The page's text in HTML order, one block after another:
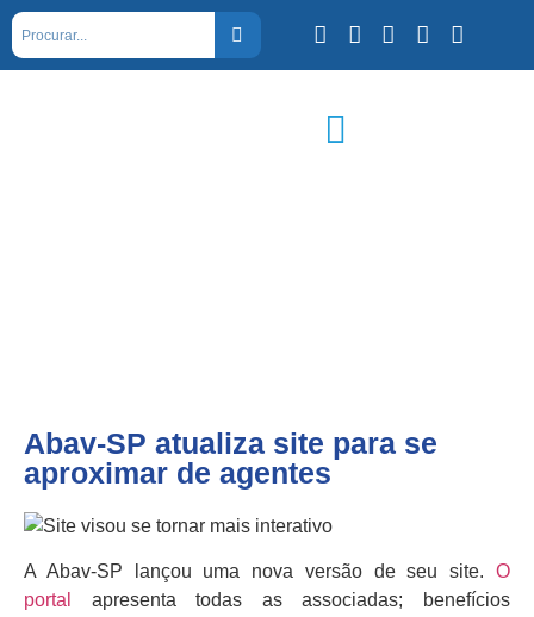
Abav-SP atualiza site para se
aproximar de agentes
A Abav-SP lançou uma nova versão de seu site. O
portal
apresenta todas as associadas; benefícios